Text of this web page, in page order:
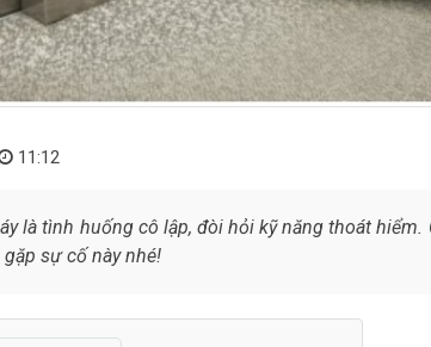
11:12
là tình huống cô lập, đòi hỏi kỹ năng thoát
sự cố này nhé!